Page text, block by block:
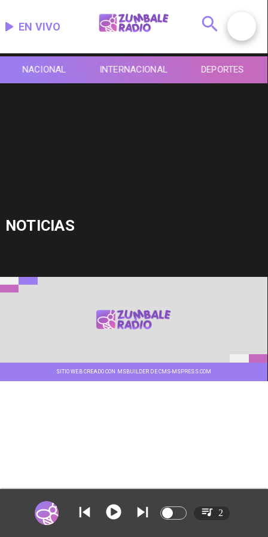
EN VIVO
NACIONAL INTERNACIONAL DEPORTES
NOTICIAS
SITIO WEB CREADO CON MSBUILDER DE CMS-MSPRESS.COM
2